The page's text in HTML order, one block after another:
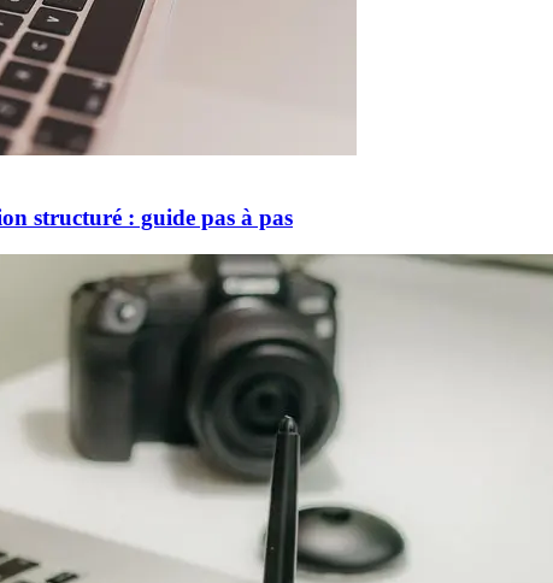
structuré : guide pas à pas